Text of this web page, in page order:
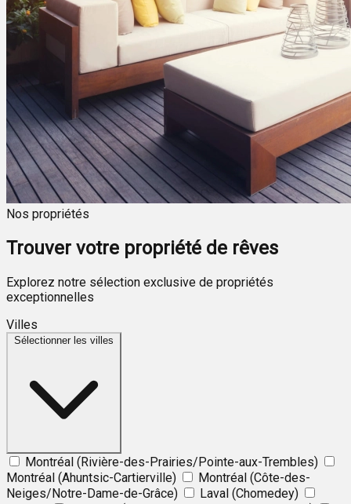
Nos propriétés
Trouver votre propriété de rêves
Explorez notre sélection exclusive de propriétés
exceptionnelles
Villes
Sélectionner les villes
Montréal (Rivière-des-Prairies/Pointe-aux-Trembles)
Montréal (Ahuntsic-Cartierville)
Montréal (Côte-des-
Neiges/Notre-Dame-de-Grâce)
Laval (Chomedey)